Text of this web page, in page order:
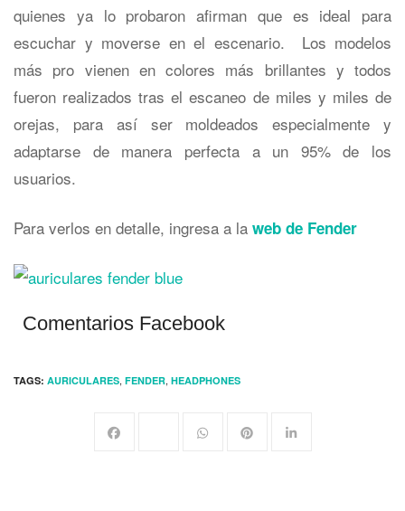
quienes ya lo probaron afirman que es ideal para
escuchar y moverse en el escenario. Los modelos
más pro vienen en colores más brillantes y todos
fueron realizados tras el escaneo de miles y miles de
orejas, para así ser moldeados especialmente y
adaptarse de manera perfecta a un 95% de los
usuarios.
Para verlos en detalle, ingresa a la web de Fender
Comentarios Facebook
TAGS: AURICULARES, FENDER, HEADPHONES